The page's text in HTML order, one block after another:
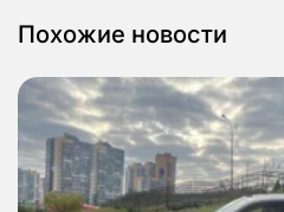
Похожие новости